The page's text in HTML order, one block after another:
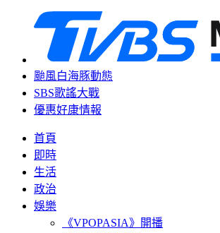
颱風白海豚動態
SBS歌謠大戰
優惠好康情報
首頁
即時
生活
政治
娛樂
《VPOPASIA》開播